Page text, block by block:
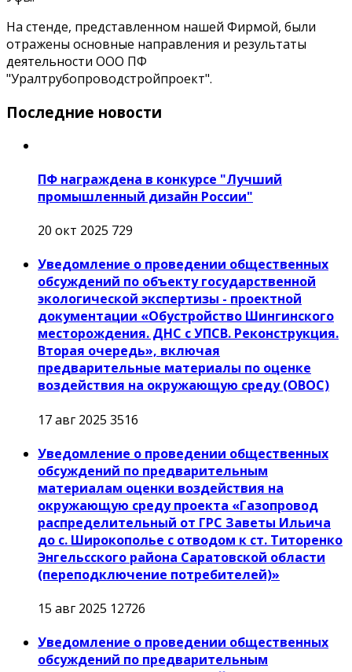
На стенде, представленном нашей Фирмой, были
отражены основные направления и результаты
деятельности ООО ПФ
"Уралтрубопроводстройпроект".
Последние новости
ПФ награждена в конкурсе "Лучший
промышленный дизайн России"
20 окт 2025 729
Уведомление о проведении общественных
обсуждений по объекту государственной
экологической экспертизы - проектной
документации «Обустройство Шингинского
месторождения. ДНС с УПСВ. Реконструкция.
Вторая очередь», включая
предварительные материалы по оценке
воздействия на окружающую среду (ОВОС)
17 авг 2025 3516
Уведомление о проведении общественных
обсуждений по предварительным
материалам оценки воздействия на
окружающую среду проекта «Газопровод
распределительный от ГРС Заветы Ильича
до с. Широкополье с отводом к ст. Титоренко
Энгельсского района Саратовской области
(переподключение потребителей)»
15 авг 2025 12726
Уведомление о проведении общественных
обсуждений по предварительным